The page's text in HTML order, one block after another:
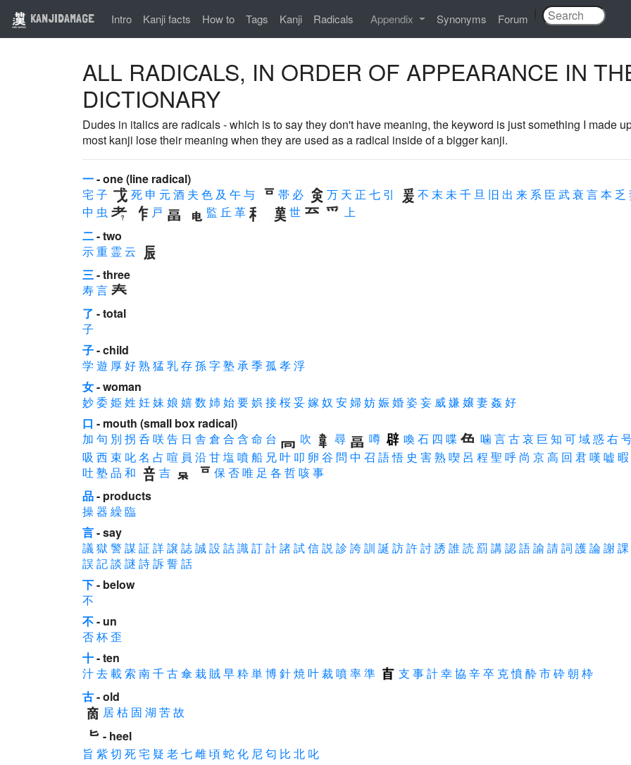
KANJIDAMAGE Intro Kanji facts How to Tags Kanji Radicals Appendix Synonyms Forum
ALL RADICALS, IN ORDER OF APPEARANCE IN
DICTIONARY
Dudes in italics are radicals - which is to say they don't have meaning, the keyword is just something I made
most kanji lose their meaning when they are used as a radical inside of a bigger kanji.
一- one (line radical)
宅 子 死 申 元 酒 夫 色 及 午与 帯 必 万 天 正 七 引 不 末 未 千旦 旧 出 来 系 臣 武衰 言本 乏
中 虫 戸 監 丘 革 世
上
二- two
示重 霊 云
三- three
寿言
了 - total
子
子- child
学 遊 厚好熟猛乳存孫 字塾承季孤 孝浮
女- woman
妙委姫 姓 妊妹娘 嬉数 姉始要娯接桜妥嫁奴 安婦妨娠婚姿妄 威嫌 嬢妻姦 好
口 - mouth (small box radical)
加 句 別 拐 呑 咲告 日 舎 倉 合 含 命 台 吹 尋 噂 喚 石 四 喋 噛言古哀 巨 知 可域惑右
吸 西 束 叱名 占 喧 員 沿甘塩 噴船 兄叶 叩 卵 谷 問 中 召 語悟 史 害熟喫 呂 程 聖 呼 尚 京高 回 君嘆嘘 暇
吐 塾品 和 吉 保 否唯 足 各 哲咳事
品- products
操器 繰臨
言- say
議獄 警謀証 詳譲誌誠設 詰識訂計諸試信説診 誇 訓 誕 訪許討誘 誰読罰 講認語諭 請詞 護論謝課
誤 記談 謎 詩訴誓話
下- below
不
不- un
否杯歪
十- ten
汁去載索 南千古傘栽 賊早粋単博針焼叶裁噴率準 支 事計幸協 辛卒 克憤酔市砕朝 枠
古- old
居枯 固 湖 苦故
- heel
旨 紫切 死宅 疑 老七雌頃蛇化 尼匂 比 北 叱